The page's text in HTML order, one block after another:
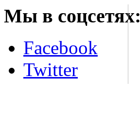
Мы в соцсетях:
Facebook
Twitter